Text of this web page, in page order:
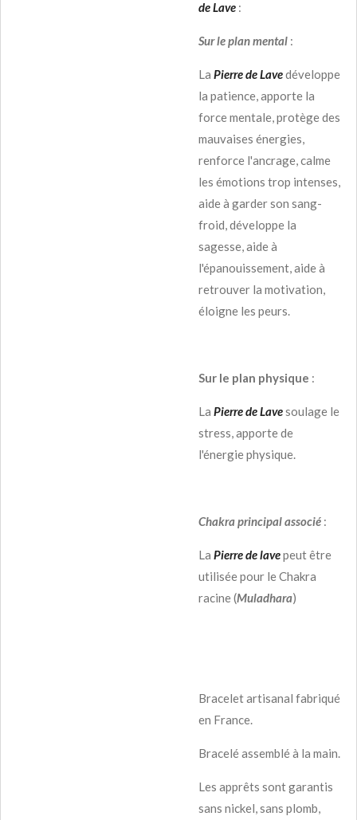
de Lave :
Sur le plan mental :
La Pierre de Lavedéveloppe
la patience, apporte la
force mentale, protège des
mauvaises énergies,
renforce l'ancrage, calme
les émotions trop intenses,
aide à garder son sang-
froid, développe la
sagesse, aide à
l'épanouissement, aide à
retrouver la motivation,
éloigne les peurs.
Sur le plan physique :
La Pierre de Lavesoulage le
stress, apporte de
l'énergie physique.
Chakra principal associé :
La Pierre de lavepeut être
utilisée pour le Chakra
racine (Muladhara)
Bracelet artisanal fabriqué
en France.
Bracelé assemblé à la main.
Les apprêts sont garantis
sans nickel, sans plomb,